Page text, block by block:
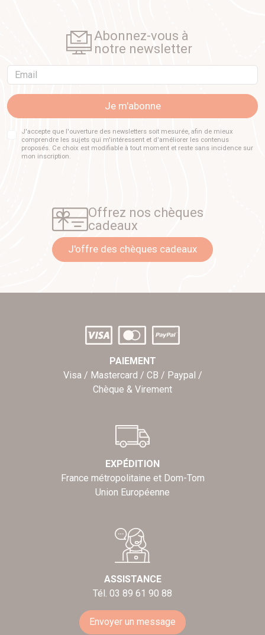
Abonnez-vous à
notre newsletter
Email
Je m'abonne
J'accepte que l'ouverture des newsletters soit mesurée, afin de mieux
comprendre les sujets qui m'intéressent et d'améliorer les contenus
proposés. Ce choix est modifiable à tout moment et reste sans incidence sur
mon inscription.
Offrez nos chèques
cadeaux
J'offre des chèques cadeaux
PAIEMENT
Visa / Mastercard / CB / Paypal /
Chèque & Virement
EXPÉDITION
France métropolitaine et Dom-Tom
Union Européenne
ASSISTANCE
Tél. 03 89 61 90 88
Envoyer un message